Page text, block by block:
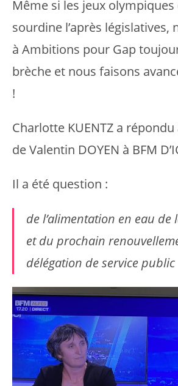
Même si les jeux
sourdine l’après législatives,
à Ambitions pour Gap
brèche et nous faisons
!
Charlotte KUENTZ a répondu
de Valentin DOYEN à BFM
Il a été question :
de l’alimentation en eau de
et du prochain
délégation de service public